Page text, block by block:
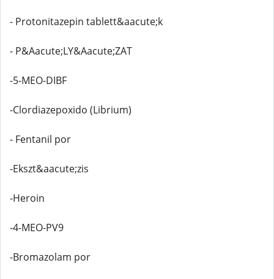
- Protonitazepin tablett&aacute;k
- P&Aacute;LY&Aacute;ZAT
-5-MEO-DIBF
-Clordiazepoxido (Librium)
- Fentanil por
-Ekszt&aacute;zis
-Heroin
-4-MEO-PV9
-Bromazolam por